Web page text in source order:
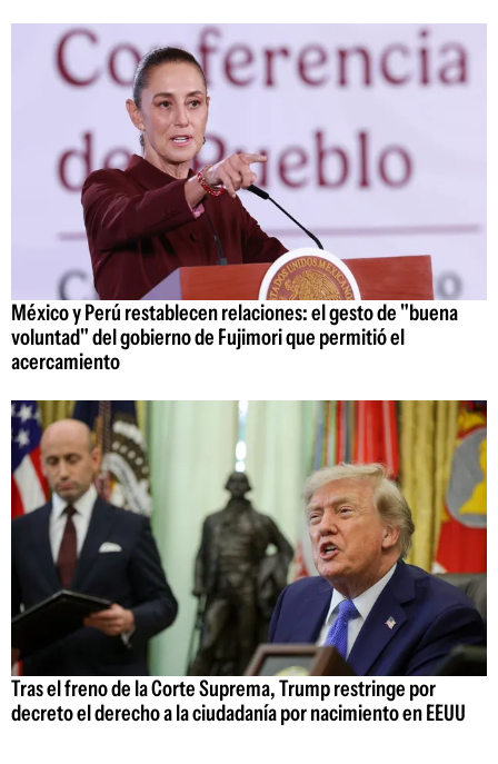
México y Perú restablecen relaciones: el gesto de "buena
voluntad" del gobierno de Fujimori que permitió el
acercamiento
Tras el freno de la Corte Suprema, Trump restringe por
decreto el derecho a la ciudadanía por nacimiento en EEUU